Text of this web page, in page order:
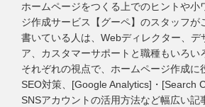
ホームページをつくる上でのヒントや小
ジ作成サービス【グーペ】のスタッフが
書いている人は、Webディレクター、デ
ア、カスタマーサポートと職種もいろい
それぞれの視点で、ホームページ作成に
SEO対策、[Google Analytics]・[Search
SNSアカウントの活用方法など幅広い記